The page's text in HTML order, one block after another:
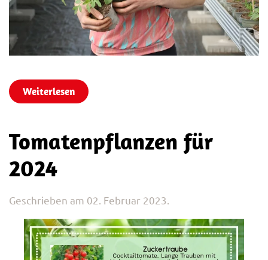
Weiterlesen
Tomatenpflanzen für
2024
Geschrieben am 02. Februar 2023.